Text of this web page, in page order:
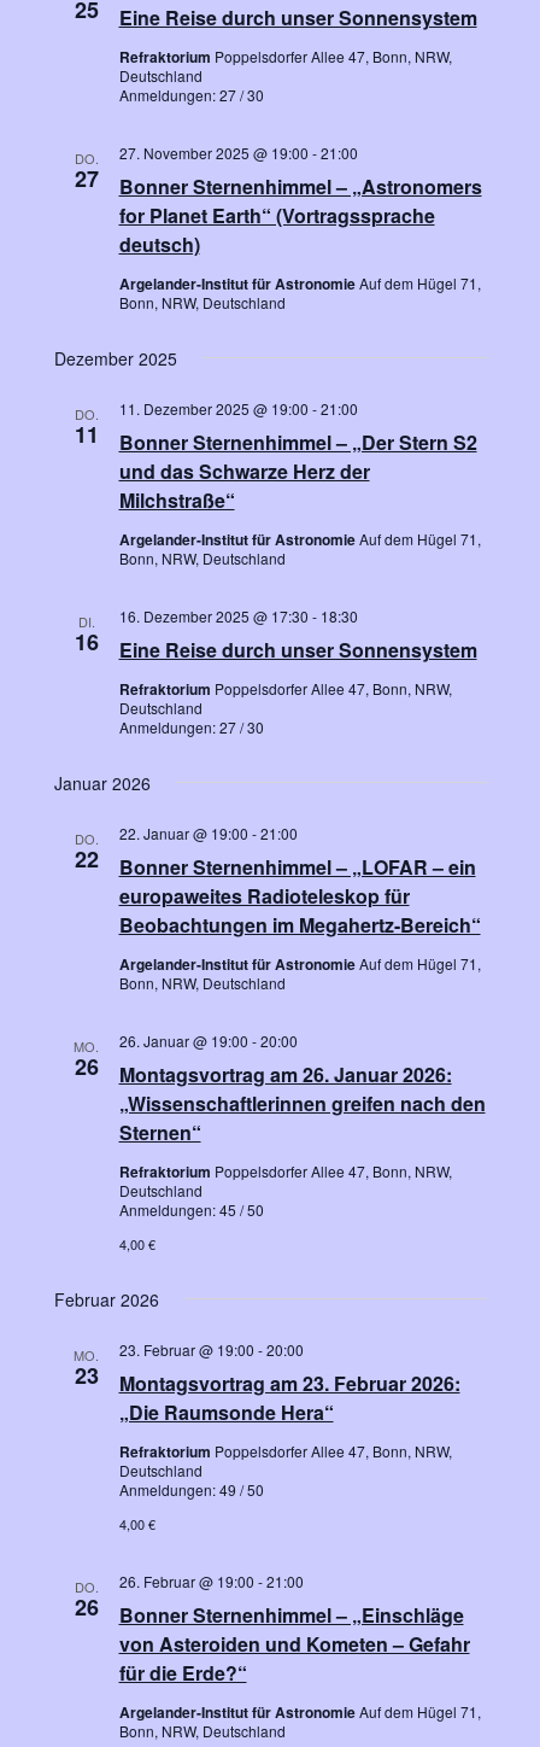
a
t
n
t
a
o
25 Eine Reise durch unser Sonnensystem
Refraktorium Poppelsdorfer Allee 47, Bonn, NRW,
Deutschland
Anmeldungen: 27 / 30
DO.
27
Bonner Sternenhimmel – „Astronomers
for Planet Earth“ (Vortragssprache
deutsch)
27. November 2025 @ 19:00 -21:00
Argelander-Institut für AstronomieAuf dem Hügel 71,
Bonn, NRW, Deutschland
Dezember 2025
DO.
11
Bonner Sternenhimmel – „Der Stern S2
und das Schwarze Herz der
Milchstraße“
11. Dezember 2025 @ 19:00 -21:00
Argelander-Institut für AstronomieAuf dem Hügel 71,
Bonn, NRW, Deutschland
DI.
16 Eine Reise durch unser Sonnensystem
16. Dezember 2025 @ 17:30 - 18:30
Refraktorium Poppelsdorfer Allee 47, Bonn, NRW,
Deutschland
Anmeldungen: 27 / 30
Januar 2026
DO.
22
Bonner Sternenhimmel – „LOFAR – ein
europaweites Radioteleskop für
Beobachtungen im Megahertz-Bereich“
22. Januar @ 19:00 -21:00
Argelander-Institut für AstronomieAuf dem Hügel 71,
Bonn, NRW, Deutschland
MO.
26
Montagsvortrag am 26. Januar 2026:
„Wissenschaftlerinnen greifen nach den
Sternen“
26. Januar @ 19:00 -20:00
Refraktorium Poppelsdorfer Allee 47, Bonn, NRW,
Deutschland
Anmeldungen: 45 / 50
4,00 €
Februar 2026
MO.
23
Montagsvortrag am 23. Februar 2026:
„Die Raumsonde Hera“
23. Februar @ 19:00 -20:00
Refraktorium Poppelsdorfer Allee 47, Bonn, NRW,
Deutschland
Anmeldungen: 49 / 50
4,00 €
DO.
26
Bonner Sternenhimmel – „Einschläge
von Asteroiden und Kometen – Gefahr
für die Erde?“
26. Februar @ 19:00 -21:00
Argelander-Institut für AstronomieAuf dem Hügel 71,
Bonn, NRW, Deutschland